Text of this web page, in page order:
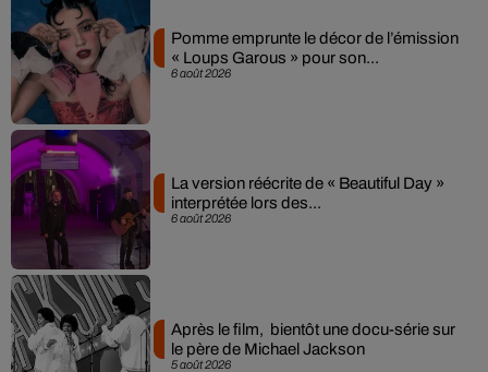
6 août 2026
Pomme emprunte le décor de l’émission
« Loups Garous » pour son...
6 août 2026
La version réécrite de « Beautiful Day »
interprétée lors des...
5 août 2026
Après le film, bientôt une docu-série sur
le père de Michael Jackson